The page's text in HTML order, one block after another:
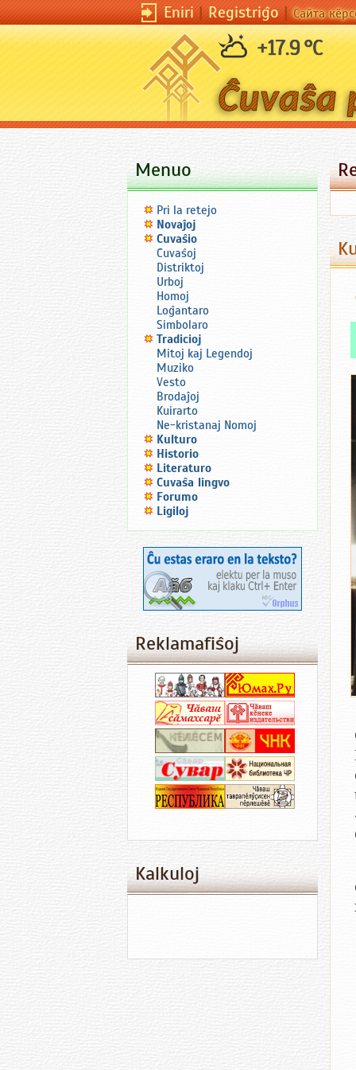
Eniri|Registriĝo|Сайта
+17.9 °C
Menuo
Pri la retejo
Novaĵoj
Ĉuvaŝio
Ĉuvaŝoj
Distriktoj
Urboj
Homoj
Loĝantaro
Simbolaro
Tradicioj
Mitoj kaj Legendoj
Muziko
Vesto
Brodaĵoj
Kuirarto
Ne-kristanaj Nomoj
Kulturo
Historio
Literaturo
Ĉuvaŝa lingvo
Forumo
Ligiloj
Reklamafiŝoj
Kalkuloj